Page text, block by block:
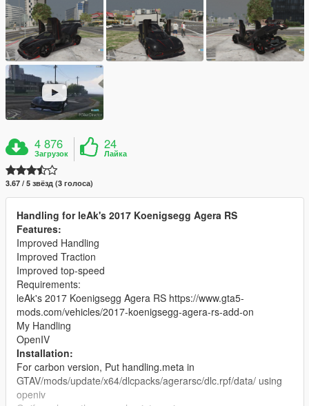
4 876
Загрузок
24
Лайка
3.67 / 5 звёзд (3 голоса)
Handling for leAk's 2017 Koenigsegg Agera RS
Features:
Improved Handling
Improved Traction
Improved top-speed
Requirements:
leAk's 2017 Koenigsegg Agera RS https://www.gta5-
mods.com/vehicles/2017-koenigsegg-agera-rs-add-on
My Handling
OpenIV
Installation:
For carbon version, Put handling.meta in
GTAV/mods/update/x64/dlcpacks/agerarsc/dlc.rpf/data/ using
openiv